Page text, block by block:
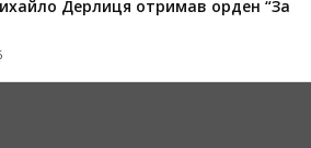
Дерлиця отримав орден “За